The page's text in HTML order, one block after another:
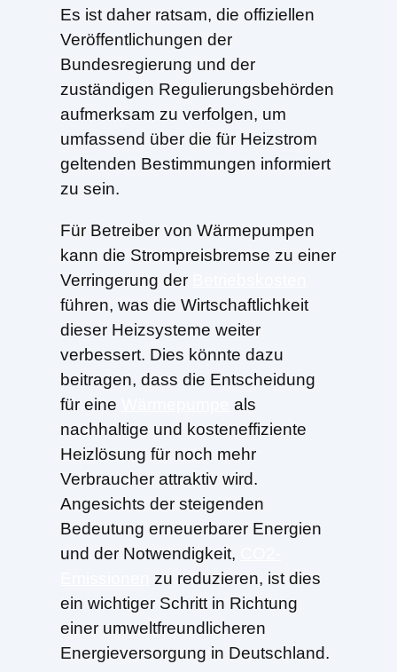
Es ist daher ratsam, die offiziellen
Veröffentlichungen der
Bundesregierung und der
zuständigen Regulierungsbehörden
aufmerksam zu verfolgen, um
umfassend über die für Heizstrom
geltenden Bestimmungen informiert
zu sein.
Für Betreiber von Wärmepumpen
kann die Strompreisbremse zu einer
Verringerung der
führen, was die Wirtschaftlichkeit
dieser Heizsysteme weiter
verbessert. Dies könnte dazu
beitragen, dass die Entscheidung
für eine
als
nachhaltige und kosteneffiziente
Heizlösung für noch mehr
Verbraucher attraktiv wird.
Angesichts der steigenden
Bedeutung erneuerbarer Energien
und der Notwendigkeit,
zu reduzieren, ist dies
ein wichtiger Schritt in Richtung
einer umweltfreundlicheren
Energieversorgung in Deutschland.